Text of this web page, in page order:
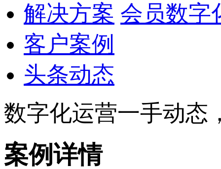
解决方案 会员数字
客户案例
头条动态
数字化运营一手动态
案例详情